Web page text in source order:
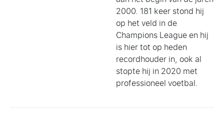
2000. 181 keer stond hij
op het veld in de
Champions League en hij
is hier tot op heden
recordhouder in, ook al
stopte hij in 2020 met
professioneel voetbal.